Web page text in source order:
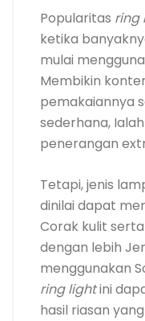
Popularitas ring
ketika
mulai
Membikin
pemakaiannya
sederhana,
penerangan
Tetapi, jenis
dinilai dapat
Corak kulit
dengan lebih
menggunakan
ring lightini
hasil riasan